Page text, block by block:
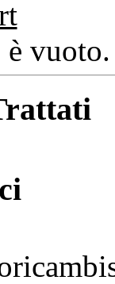
vuoto.